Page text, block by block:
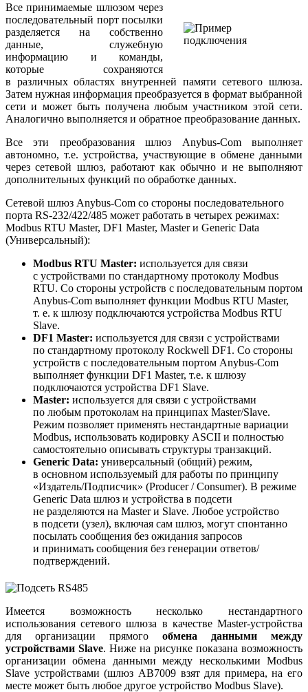
Все принимаемые шлюзом через
последовательный порт посылки
разделяется на собственно
данные, служебную
информацию и команды,
которые сохраняются
в различных областях внутренней памяти сетевого шлюза.
Затем нужная информация преобразуется в формат выбранной
сети и может быть получена любым участником этой сети.
Аналогично выполняется и обратное преобразование данных.
Все эти преобразования шлюз Anybus-Com выполняет
автономно, т.е. устройства, участвующие в обмене данными
через сетевой шлюз, работают как обычно и не выполняют
дополнительных функций по обработке данных.
Сетевой шлюз Anybus-Com со стороны последовательного
порта RS-232/422/485 может работать в четырех режимах:
Modbus RTU Master, DF1 Master, Master и Generic Data
(Универсальный):
Modbus RTU Master: используется для связи
с устройствами по стандартному протоколу Modbus
RTU. Со стороны устройств с последовательным портом
Anybus-Com выполняет функции Modbus RTU Master,
т. е. к шлюзу подключаются устройства Modbus RTU
Slave.
DF1 Master: используется для связи с устройствами
по стандартному протоколу Rockwell DF1. Со стороны
устройств с последовательным портом Anybus-Com
выполняет функции DF1 Master, т.е. к шлюзу
подключаются устройства DF1 Slave.
Master: используется для связи с устройствами
по любым протоколам на принципах Master/Slave.
Режим позволяет применять нестандартные вариации
Modbus, использовать кодировку ASCII и полностью
самостоятельно описывать структуры транзакций.
Generic Data: универсальный (общий) режим,
в основном используемый для работы по принципу
«Издатель/Подписчик» (Producer / Consumer). В режиме
Generic Data шлюз и устройства в подсети
не разделяются на Master и Slave. Любое устройство
в подсети (узел), включая сам шлюз, могут спонтанно
посылать сообщения без ожидания запросов
и принимать сообщения без генерации ответов/
подтверждений.
Имеется возможность несколько нестандартного
использования сетевого шлюза в качестве Master-устройства
для организации прямого обмена данными между
устройствами Slave. Ниже на рисунке показана возможность
организации обмена данными между несколькими Modbus
Slave устройствами (шлюз АВ7009 взят для примера, на его
месте может быть любое другое устройство Modbus Slave).